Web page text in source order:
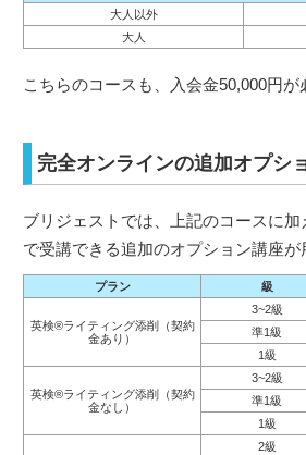
大人以外
大人
こちらのコースも、入会金50,000円が
完全オンラインの追加オプシ
ブリジェストでは、上記のコースに
で受講できる追加のオプション講座が
プラン 級
英検®︎ライティング添削（契約
金あり）
3~2級
準1級
1級
英検®︎ライティング添削（契約
金なし）
3~2級
準1級
1級
2級